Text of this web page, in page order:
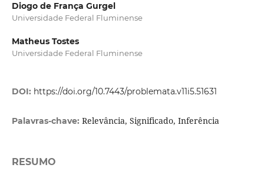
Diogo de França Gurgel
Universidade Federal Fluminense
Matheus Tostes
Universidade Federal Fluminense
DOI: https://doi.org/10.7443/problemata.v11i5.51631
Palavras-chave: Relevância, Significado, Inferência
RESUMO